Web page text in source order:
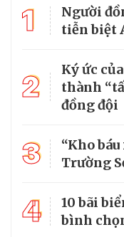
1
Người
tiễn biệt
2
Ký ức
thành
đồng đội
3
“Kho
Trường
4
10 bãi
bình